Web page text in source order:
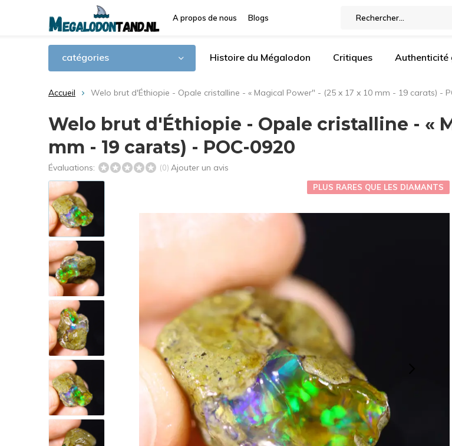
A propos de nous Blogs
catégories Histoire du Mégalodon Critiques Authenticité
Accueil Welo brut d'Éthiopie - Opale cristalline - « Magical Power" - (25 x 17 x 10 mm - 19 carats) -
Welo brut d'Éthiopie - Opale cristalline - «
mm - 19 carats) - POC-0920
Évaluations: (0) Ajouter un avis
PLUS RARES QUE LES DIAMANTS